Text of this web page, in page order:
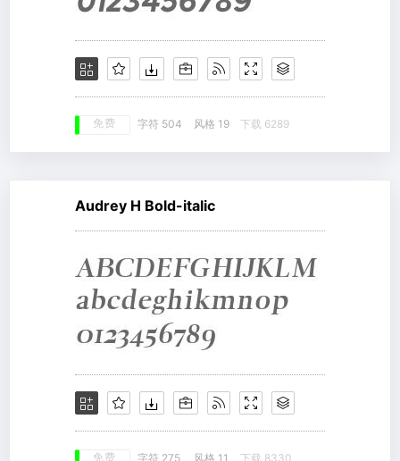
免费 字符 504 风格 19 下载 6289
Audrey H Bold-italic
字符 275 风格 11 下载 8330